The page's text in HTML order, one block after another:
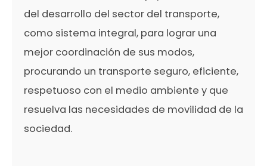
del desarrollo del sector del transporte,
como sistema integral, para lograr una
mejor coordinación de sus modos,
procurando un transporte seguro, eficiente,
respetuoso con el medio ambiente y que
resuelva las necesidades de movilidad de la
sociedad.